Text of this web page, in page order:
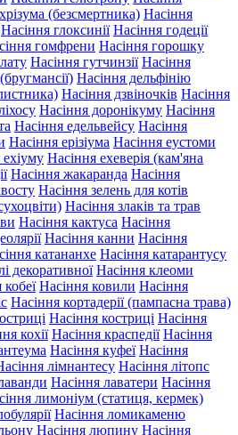
(безсмертника) Насіння
Насіння глоксинії Насіння годеції
гомфрени Насіння горошку
Насіння гутчинзії Насіння
Насіння дельфінію
Насіння дзвіночків Насіння
Насіння доронікуму Насіння
Насіння едельвейсу Насіння
Насіння ерізіума Насіння еустоми
Насіння ехеверія (кам'яна
Насіння жакаранда Насіння
Насіння зелень для котів
Насіння злаків та трав
Насіння кактуса Насіння
Насіння канни Насіння
катананхе Насіння катарантусу
декоративної Насіння клеоми
Насіння ковили Насіння
Насіння кортадерії (пампасна трава)
Насіння костриці Насіння
кохії Насіння краспедії Насіння
Насіння куфеї Насіння
лімнантесу Насіння літопс
Насіння лаватери Насіння
лимоніум (статиця, кермек)
Насіння ломикаменю
Насіння люпину Насіння